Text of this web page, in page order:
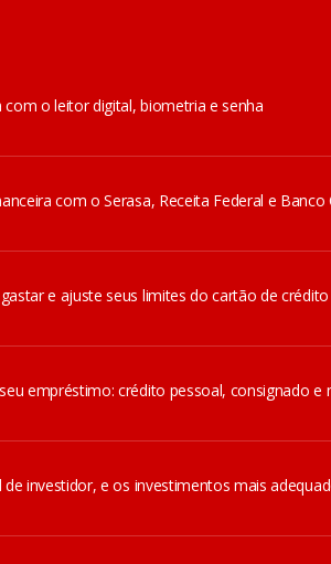
com o leitor digital, biometria e senha
com o Serasa, Receita Federal e Banco
e ajuste seus limites do cartão de
empréstimo: crédito pessoal, consignado e
de investidor, e os investimentos mais